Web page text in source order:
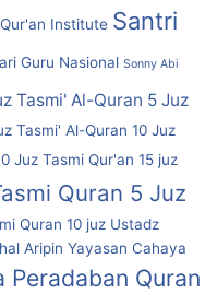
Institute Santri
Guru Nasional Sonny Abi
Tasmi' Al-Quran 5 Juz
Tasmi' Al-Quran 10 Juz
Juz Tasmi Qur'an 15 juz
Quran 5 Juz
Quran 10 juz Ustadz
Aripin Yayasan Cahaya
Peradaban Quran